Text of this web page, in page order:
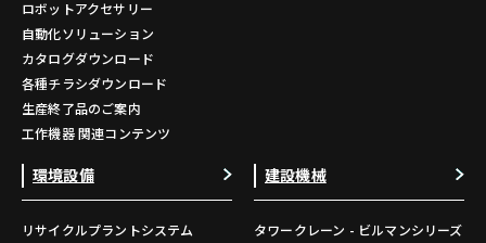
ロボットアクセサリー
自動化ソリューション
カタログダウンロード
各種チラシダウンロード
生産終了品のご案内
工作機器 関連コンテンツ
環境設備
リサイクルプラントシステム
建設機械
タワークレーン - ビルマンシリーズ